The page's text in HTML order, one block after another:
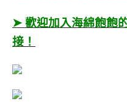
➤ 歡迎加入海綿飽飽
接！